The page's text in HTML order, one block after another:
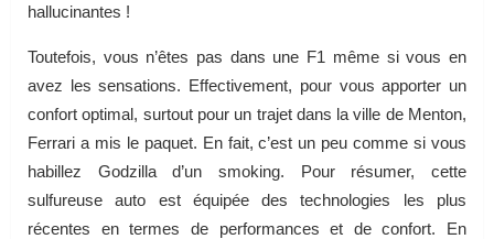
hallucinantes !
Toutefois, vous n’êtes pas dans une F1 même si vous en
avez les sensations. Effectivement, pour vous apporter un
confort optimal, surtout pour un trajet dans la ville de Menton,
Ferrari a mis le paquet. En fait, c’est un peu comme si vous
habillez Godzilla d’un smoking. Pour résumer, cette
sulfureuse auto est équipée des technologies les plus
récentes en termes de performances et de confort. En